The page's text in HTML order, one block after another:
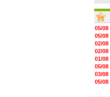
05/08
05/08
02/08
02/08
01/08
05/08
03/08
05/08